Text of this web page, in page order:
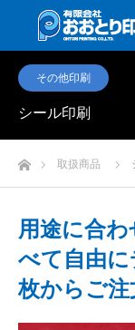
その他印刷
シール印刷
ホーム取扱商品
用途に合
べて自由
枚からご注